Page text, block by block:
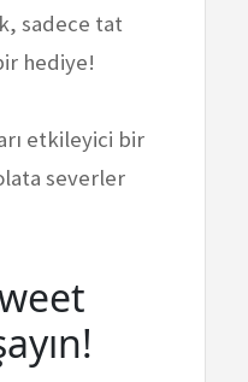
sadece tat
hediye!
etkileyici bir
severler